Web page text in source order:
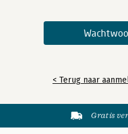
< Terug naar
Gratis